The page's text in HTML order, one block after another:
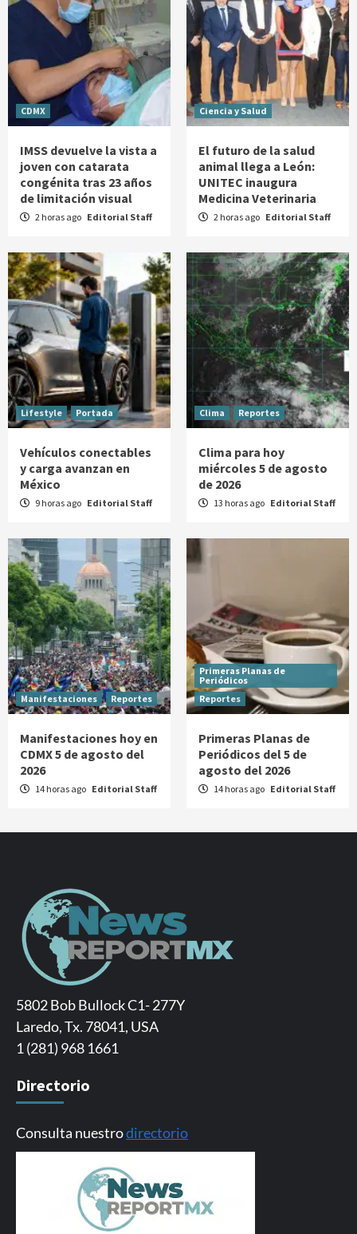
CDMX
IMSS devuelve la vista a
joven con catarata
congénita tras 23 años
de limitación visual
2 horas ago Editorial Staff
Ciencia y Salud
El futuro de la salud
animal llega a León:
UNITEC inaugura
Medicina Veterinaria
2 horas ago Editorial Staff
Lifestyle Portada
Vehículos conectables
y carga avanzan en
México
9 horas ago Editorial Staff
Clima Reportes
Clima para hoy
miércoles 5 de agosto
de 2026
13 horas ago Editorial Staff
Manifestaciones Reportes
Manifestaciones hoy en
CDMX 5 de agosto del
2026
14 horas ago Editorial Staff
Primeras Planas de
Periódicos
Reportes
Primeras Planas de
Periódicos del 5 de
agosto del 2026
14 horas ago Editorial Staff
5802 Bob Bullock C1- 277Y
Laredo, Tx. 78041, USA
1 (281) 968 1661
Directorio
Consulta nuestrodirectorio